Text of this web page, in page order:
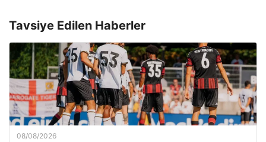
Tavsiye Edilen Haberler
08/08/2026